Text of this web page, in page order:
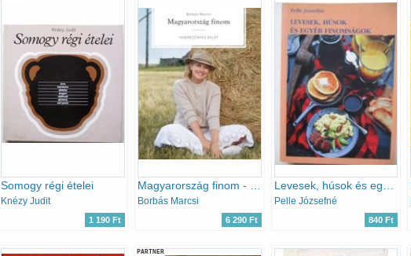
Somogy régi ételei
Knézy Judit
1 190 Ft
Magyarország finom - Vadregényes kelet
Borbás Marcsi
6 290 Ft
Levesek, húsok és egyéb finomságok
Pelle Józsefné
840 Ft
PARTNER